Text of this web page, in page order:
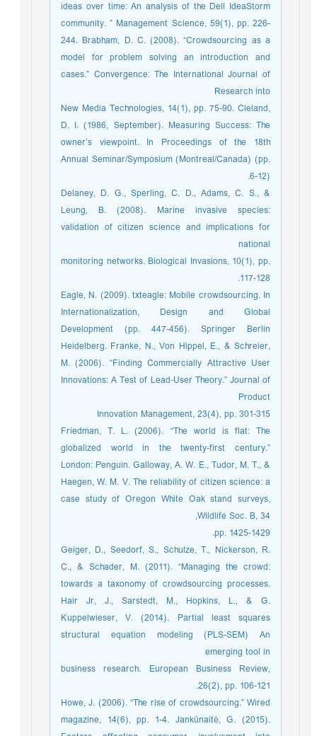
ideas over time: An analysis of the Dell IdeaStorm
community. ” Management Science, 59(1), pp. 226-
244. Brabham, D. C. (2008). “Crowdsourcing as a
model for problem solving an introduction and
cases.” Convergence: The International Journal of
Research into
New Media Technologies, 14(1), pp. 75-90. Cleland,
D. I. (1986, September). Measuring Success: The
owner’s viewpoint. In Proceedings of the 18th
Annual Seminar/Symposium (Montreal/Canada) (pp.
6-12).
Delaney, D. G., Sperling, C. D., Adams, C. S., &
Leung, B. (2008). Marine invasive species:
validation of citizen science and implications for
national
monitoring networks. Biological Invasions, 10(1), pp.
117-128.
Eagle, N. (2009). txteagle: Mobile crowdsourcing. In
Internationalization, Design and Global
Development (pp. 447-456). Springer Berlin
Heidelberg. Franke, N., Von Hippel, E., & Schreier,
M. (2006). “Finding Commercially Attractive User
Innovations: A Test of Lead‐User Theory.” Journal of
Product
Innovation Management, 23(4), pp. 301-315
Friedman, T. L. (2006). “The world is flat: The
globalized world in the twenty-first century.”
London: Penguin. Galloway, A. W. E., Tudor, M. T., &
Haegen, W. M. V. The reliability of citizen science: a
case study of Oregon White Oak stand surveys,
Wildlife Soc. B, 34,
pp. 1425-1429.
Geiger, D., Seedorf, S., Schulze, T., Nickerson, R.
C., & Schader, M. (2011). “Managing the crowd:
towards a taxonomy of crowdsourcing processes.
Hair Jr, J., Sarstedt, M., Hopkins, L., & G.
Kuppelwieser, V. (2014). Partial least squares
structural equation modeling (PLS-SEM) An
emerging tool in
business research. European Business Review,
26(2), pp. 106-121.
Howe, J. (2006). “The rise of crowdsourcing.” Wired
magazine, 14(6), pp. 1-4. Jankūnaitė, G. (2015).